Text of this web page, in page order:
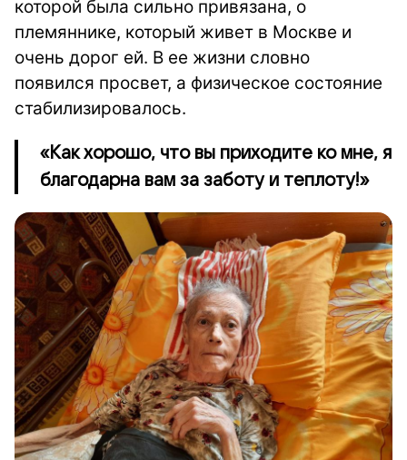
которой была сильно привязана, о
племяннике, который живет в Москве и
очень дорог ей. В ее жизни словно
появился просвет, а физическое состояние
стабилизировалось.
«Как хорошо, что вы приходите ко мне, я
благодарна вам за заботу и теплоту!»